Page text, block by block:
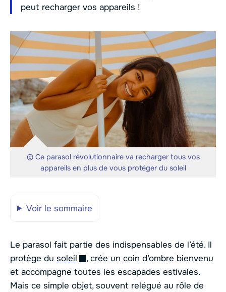
peut recharger vos appareils !
© Ce parasol révolutionnaire va recharger tous vos
appareils en plus de vous protéger du soleil
Voir le sommaire
Le parasol fait partie des indispensables de l’été. Il
protège du soleil
, crée un coin d’ombre bienvenu
et accompagne toutes les escapades estivales.
Mais ce simple objet, souvent relégué au rôle de